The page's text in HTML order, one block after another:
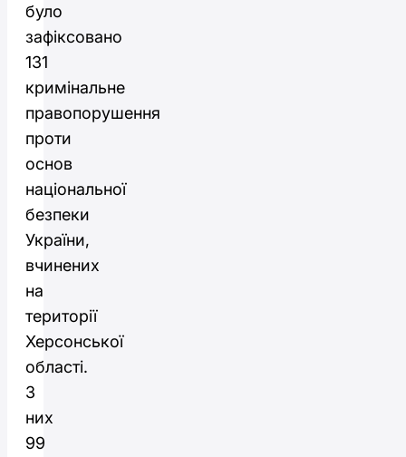
було
зафіксовано
131
кримінальне
правопорушення
проти
основ
національної
безпеки
України,
вчинених
на
території
Херсонської
області.
З
них
99